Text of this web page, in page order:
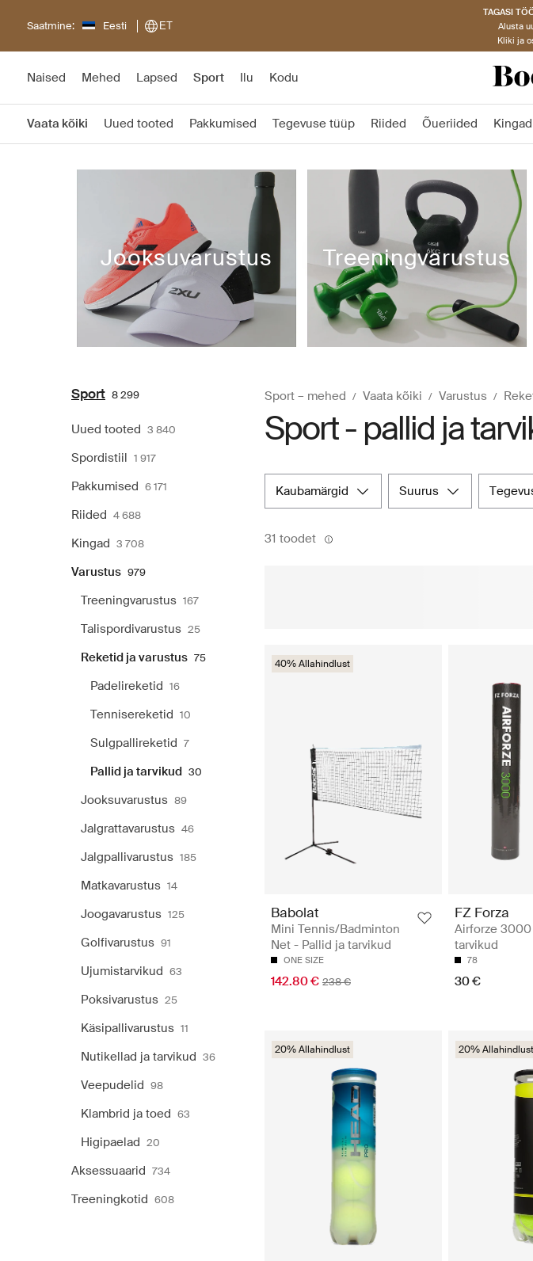
Saatmine: Eesti ET
TAGASI
Alusta
Kliki ja
Naised Mehed Lapsed Sport Ilu Kodu
Vaata kõiki Uued tooted Pakkumised Tegevuse tüüp Riided Õueriided Kingad
Jooksuvarustus Treeningvarustus
Sport 8 299
Uued tooted 3 840
Spordistiil 1 917
Pakkumised 6 171
Riided 4 688
Kingad 3 708
Varustus 979
Treeningvarustus 167
Talispordivarustus 25
Reketid ja varustus 75
Padelireketid 16
Tennisereketid 10
Sulgpallireketid 7
Pallid ja tarvikud 30
Jooksuvarustus 89
Jalgrattavarustus 46
Jalgpallivarustus 185
Matkavarustus 14
Joogavarustus 125
Golfivarustus 91
Ujumistarvikud 63
Poksivarustus 25
Käsipallivarustus 11
Nutikellad ja tarvikud 36
Veepudelid 98
Klambrid ja toed 63
Higipaelad 20
Aksessuaarid 734
Treeningkotid 608
Sport – mehed Vaata kõiki Varustus
Sport - pallid ja
kaubamärgid suurus
31 toodet
40% Allahindlust
Babolat
Mini Tennis/Badminton
Net - Pallid ja tarvikud
ONE SIZE
142.80 € 238 €
FZ Forza
Airforze
tarvikud
78
30 €
20% Allahindlust 20% Allahindlust